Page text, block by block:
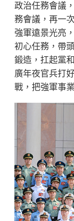
政治任務會議
務會議，再一
強軍遠景光亮
初心任務，帶
鍛造，扛起黨
廣年夜官兵打
戰，把強軍事